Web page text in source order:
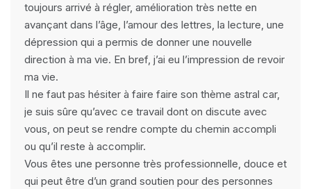
toujours arrivé à régler, amélioration très nette en
avançant dans l’âge, l’amour des lettres, la lecture, une
dépression qui a permis de donner une nouvelle
direction à ma vie. En bref, j’ai eu l’impression de revoir
ma vie.
Il ne faut pas hésiter à faire faire son thème astral car,
je suis sûre qu’avec ce travail dont on discute avec
vous, on peut se rendre compte du chemin accompli
ou qu’il reste à accomplir.
Vous êtes une personne très professionnelle, douce et
qui peut être d’un grand soutien pour des personnes